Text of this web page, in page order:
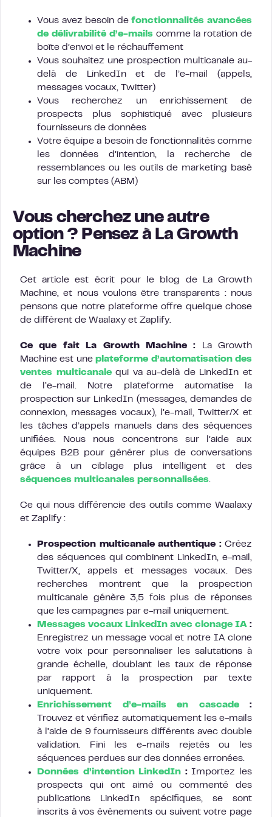
Vous avez besoin defonctionnalités avancées
de délivrabilité d’e-mailscomme la rotation de
boîte d’envoi et le réchauffement
Vous souhaitez une prospection multicanale au-
delà de LinkedIn et de l’e-mail (appels,
messages vocaux, Twitter)
Vous recherchez un enrichissement de
prospects plus sophistiqué avec plusieurs
fournisseurs de données
Votre équipe a besoin de fonctionnalités comme
les données d’intention, la recherche de
ressemblances ou les outils de marketing basé
sur les comptes (ABM)
Vous cherchez une autre
option ? Pensez à La Growth
Machine
Cet article est écrit pour le blog de La Growth
Machine, et nous voulons être transparents : nous
pensons que notre plateforme offre quelque chose
de différent de Waalaxy et Zaplify.
Ce que fait La Growth Machine : La Growth
Machine est uneplateforme d’automatisation des
ventes multicanalequi va au-delà de LinkedIn et
de l’e-mail. Notre plateforme automatise la
prospection sur LinkedIn (messages, demandes de
connexion, messages vocaux), l’e-mail, Twitter/X et
les tâches d’appels manuels dans des séquences
unifiées. Nous nous concentrons sur l’aide aux
équipes B2B pour générer plus de conversations
grâce à un ciblage plus intelligent et des
séquences multicanales personnalisées.
Ce qui nous différencie des outils comme Waalaxy
et Zaplify :
Prospection multicanale authentique :Créez
des séquences qui combinent LinkedIn, e-mail,
Twitter/X, appels et messages vocaux. Des
recherches montrent que la prospection
multicanale génère 3,5 fois plus de réponses
que les campagnes par e-mail uniquement.
Messages vocaux LinkedIn avec clonage IA :
Enregistrez un message vocal et notre IA clone
votre voix pour personnaliser les salutations à
grande échelle, doublant les taux de réponse
par rapport à la prospection par texte
uniquement.
Enrichissement d’e-mails en cascade:
Trouvez et vérifiez automatiquement les e-mails
à l’aide de 9 fournisseurs différents avec double
validation. Fini les e-mails rejetés ou les
séquences perdues sur des données erronées.
Données d’intention LinkedIn :Importez les
prospects qui ont aimé ou commenté des
publications LinkedIn spécifiques, se sont
inscrits à vos événements ou suivent votre page